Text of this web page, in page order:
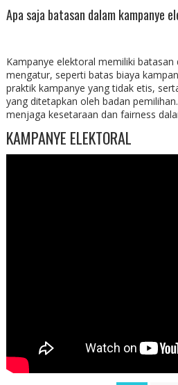
Apa saja batasan dalam kampanye
Kampanye elektoral memiliki batasan
mengatur, seperti batas biaya
praktik kampanye yang tidak etis,
yang ditetapkan oleh badan
menjaga kesetaraan dan fairness
KAMPANYE ELEKTORAL